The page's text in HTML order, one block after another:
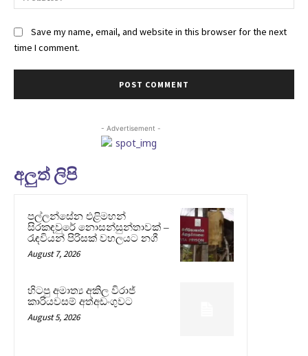
Save my name, email, and website in this browser for the next
time I comment.
- Advertisement -
අලුත් ලිපි
පල්ලන්සේන එළිමහන්
සිරකඳවුරේ නොසන්සුන්තාවක් –
රැඳවියන් පිරිසක් වහලයට නගී
August 7, 2026
හිටපු අමාත්‍ය අකිල විරාජ්
කාරියවසම් අත්අඩංගුවට
August 5, 2026